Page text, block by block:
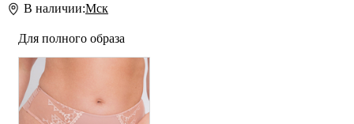
В наличии:Мск
Для полного образа